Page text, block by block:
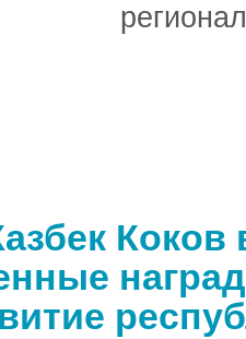
Коков